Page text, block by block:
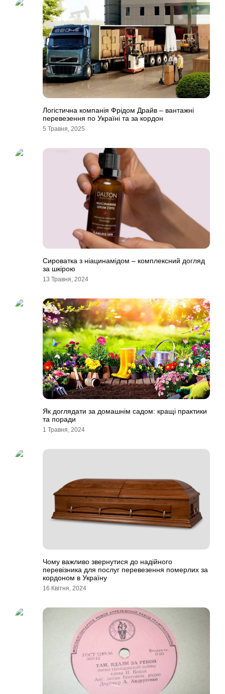
Логістична компанія Фрідом Драйв – вантажні
перевезення по Україні та за кордон
5 Травня, 2025
Сироватка з ніацинамідом – комплексний догляд
за шкірою
13 Травня, 2024
Як доглядати за домашнім садом: кращі практики
та поради
1 Травня, 2024
Чому важливо звернутися до надійного
перевізника для послуг перевезення померлих за
кордоном в Україну
16 Квітня, 2024